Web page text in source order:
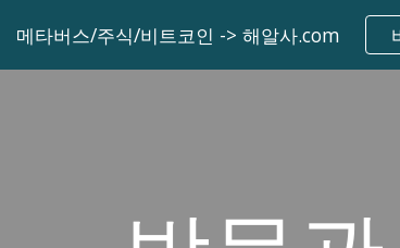
Skip to main content
메타버스/주식/비트코인 -> 해알사.com